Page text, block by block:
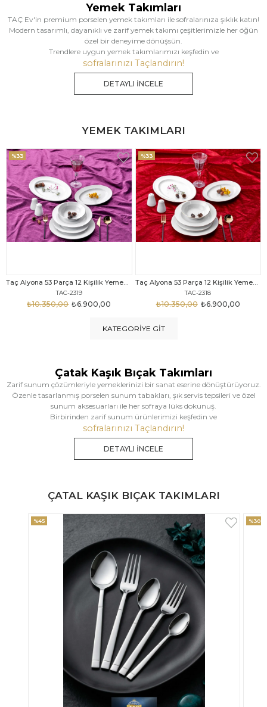
Yemek Takımları
TAÇ Ev'in premium porselen yemek takımları ile sofralarınıza şıklık katın!
Modern tasarımlı, dayanıklı ve zarif yemek takımı çeşitlerimizle her öğün
özel bir deneyime dönüşsün.
Trendlere uygun yemek takımlarımızı keşfedin ve
sofralarınızı Taçlandırın!
DETAYLI İNCELE
YEMEK TAKIMLARI
Taç Alyona 53 Parça 12 Kişilik Yemek Takımı Gold
TAC-2318
₺6.900,00
₺10.350,00
%33
Taç Eliza Alyona 53 Parça 12 Kişilik Yemek Takımı Platin
TAC-2316
₺9.499,00
₺12.669,00
%25
KATEGORIYE GIT
Çatak Kaşık Bıçak Takımları
Zarif sunum çözümleriyle yemeklerinizi bir sanat eserine dönüştürüyoruz.
Özenle tasarlanmış porselen sunum tabakları, şık servis tepsileri ve özel
sunum aksesuarları ile her sofraya lüks dokunuş.
Birbirinden zarif sunum ürünlerimizi keşfedin ve
sofralarınızı Taçlandırın!
DETAYLI İNCELE
ÇATAL KAŞIK BIÇAK TAKIMLARI
%30 %33